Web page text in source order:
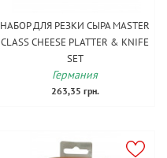
НАБОР ДЛЯ РЕЗКИ СЫРА MASTER
CLASS CHEESE PLATTER & KNIFE
SET
Германия
263,35 грн.